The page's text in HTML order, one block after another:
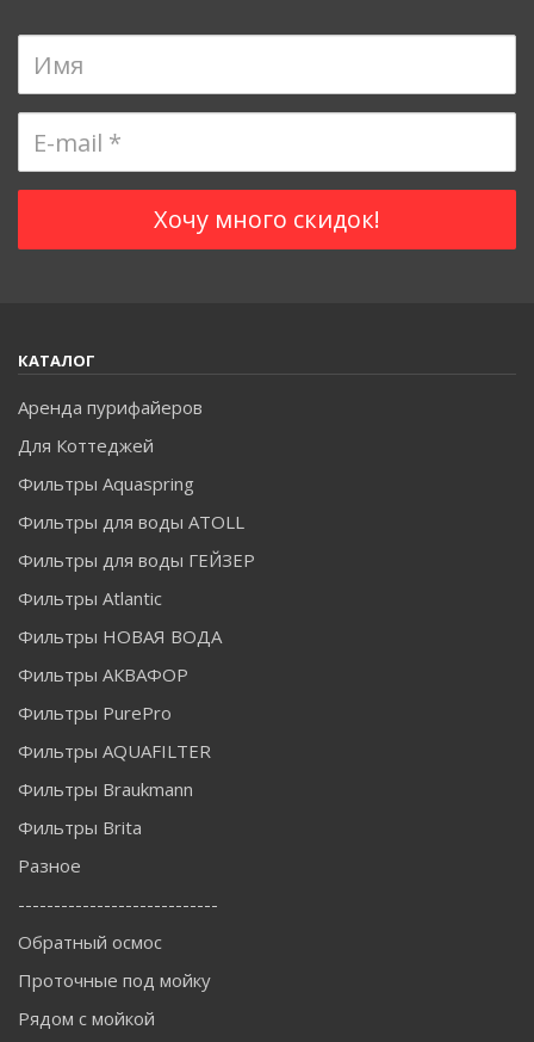
КАТАЛОГ
Аренда пурифайеров
Для Коттеджей
Фильтры Aquaspring
Фильтры для воды ATOLL
Фильтры для воды ГЕЙЗЕР
Фильтры Atlantic
Фильтры НОВАЯ ВОДА
Фильтры АКВАФОР
Фильтры PurePro
Фильтры AQUAFILTER
Фильтры Braukmann
Фильтры Brita
Разное
----------------------------
Обратный осмос
Проточные под мойку
Рядом с мойкой